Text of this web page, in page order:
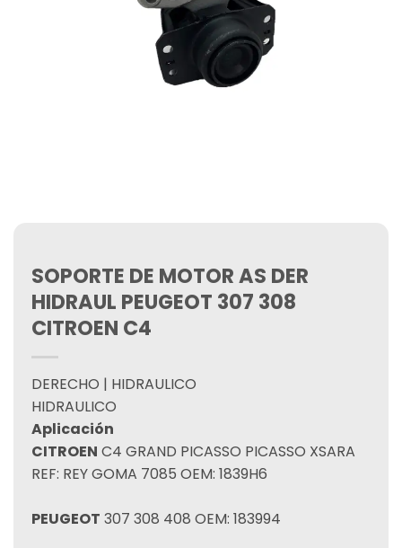
SOPORTE DE MOTOR AS DER
HIDRAUL PEUGEOT 307 308
CITROEN C4
DERECHO | HIDRAULICO
HIDRAULICO
Aplicación
CITROEN C4 GRAND PICASSO PICASSO XSARA
REF: REY GOMA 7085 OEM: 1839H6
PEUGEOT 307 308 408 OEM: 183994